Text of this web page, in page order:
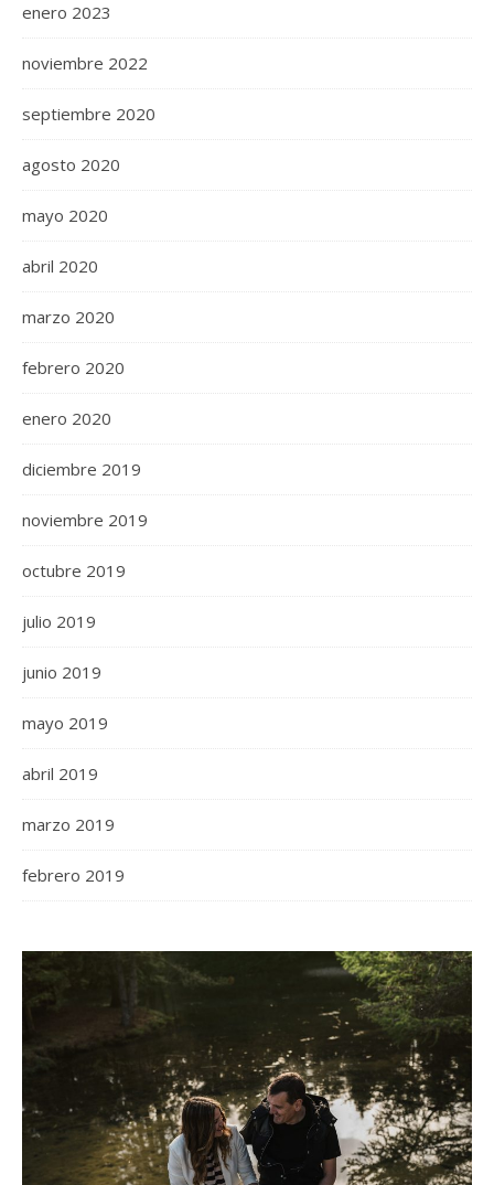
enero 2023
noviembre 2022
septiembre 2020
agosto 2020
mayo 2020
abril 2020
marzo 2020
febrero 2020
enero 2020
diciembre 2019
noviembre 2019
octubre 2019
julio 2019
junio 2019
mayo 2019
abril 2019
marzo 2019
febrero 2019